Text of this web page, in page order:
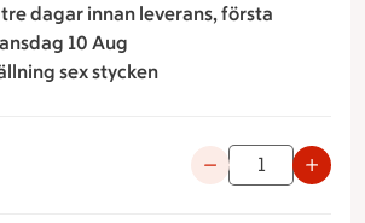
dagar innan leverans, första
10 Aug
sex stycken
Använd